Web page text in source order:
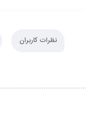
نظرات کاربران